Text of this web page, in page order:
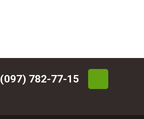
(097) 782-77-15